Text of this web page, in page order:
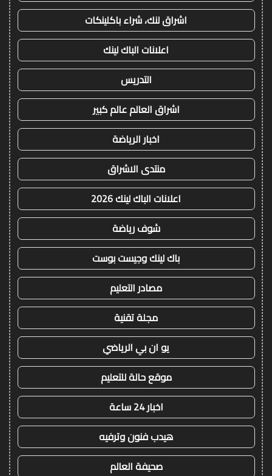
اشراق لنك، شراء باكلينكات
اعلانات الباك لينك
التدريس
اشراق العالم عالم كبير
اخبار الرياضة
منتدى الاشراق
اعلانات الباك لينك 2026
شوف رياضة
باك لينك وجيست بوست
مصادر التعليم
مجلة تقنية
يو ان بي الرياضي
موقع حالة للتعليم
اخبار 24 ساعة
هيدب فنون وترفيه
صحيفة العالم